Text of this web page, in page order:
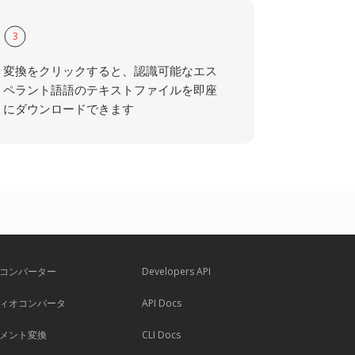
3
変換をクリックすると、認識可能なエス
ペラント語語のテキストファイルを即座
にダウンロードできます
ンバーター
オコンバータ
ント変換
Developers API
API Docs
CLI Docs